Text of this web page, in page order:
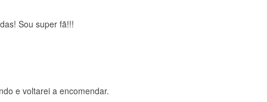
Sou super fã!!!
e voltarei a encomendar.